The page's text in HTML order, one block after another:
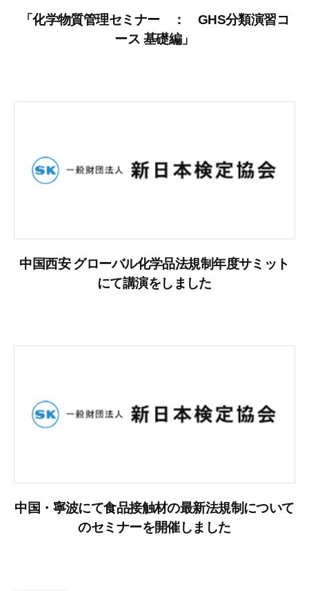
「化学物質管理セミナー ： GHS分類演習コ
ース 基礎編」
中国西安 グローバル化学品法規制年度サミット
にて講演をしました
中国・寧波にて食品接触材の最新法規制について
のセミナーを開催しました